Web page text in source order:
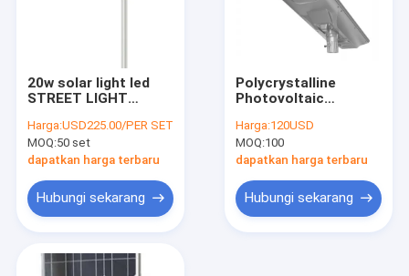
20w solar light led
STREET LIGHT
dan andal Produk
tekanan ultra rendah
Harga:USD225.00/PER SET
MOQ:50 set
dapatkan harga terbaru
Hubungi sekarang
Polycrystalline
Photovoltaic
street lamp 80W 3.2V
100AH ​​konfigurasi
100000mAh
Harga:120USD
MOQ:100
dapatkan harga terbaru
Hubungi sekarang